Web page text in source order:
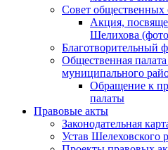
Совет общественных
Акция,
Шелихова
Благотворительный
Общественная
муниципального
Обращение к
палаты
Правовые акты
Законодательная
Устав Шелеховского